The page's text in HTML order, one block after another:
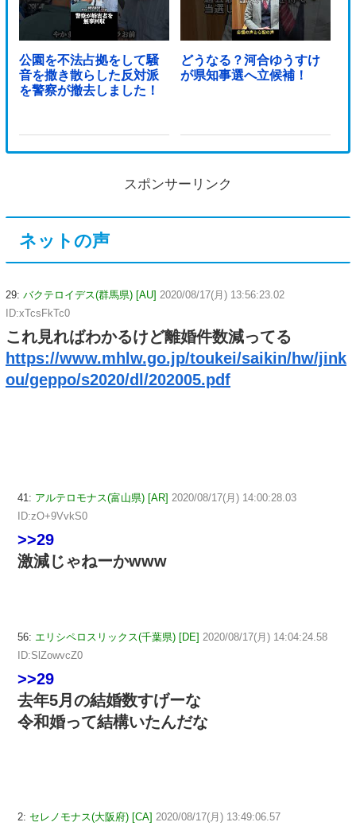
公園を不法占拠をして騒
音を撒き散らした反対派
を警察が撤去しました！
どうなる？河合ゆうすけ
が県知事選へ立候補！
スポンサーリンク
ネットの声
29: バクテロイデス(群馬県) [AU] 2020/08/17(月) 13:56:23.02
ID:xTcsFkTc0
これ見ればわかるけど離婚件数減ってる
https://www.mhlw.go.jp/toukei/saikin/hw/jink
ou/geppo/s2020/dl/202005.pdf
41: アルテロモナス(富山県) [AR] 2020/08/17(月) 14:00:28.03
ID:zO+9VvkS0
>>29
激減じゃねーかwww
56: エリシペロスリックス(千葉県) [DE] 2020/08/17(月) 14:04:24.58
ID:SlZowvcZ0
>>29
去年5月の結婚数すげーな
令和婚って結構いたんだな
2: セレノモナス(大阪府) [CA] 2020/08/17(月) 13:49:06.57